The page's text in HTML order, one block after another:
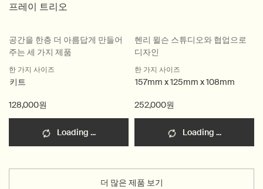
프레이 트리오
공간을 한층 더 아름답게 만들어
주는 세 가지 제품
한 가지 사이즈
키트
128,000원
Loading ...
헨리 윌슨 스튜디오와 협업으로
디자인
한 가지 사이즈
157mm x 125mm x 108mm
252,000원
Loading ...
더 많은 제품 보기